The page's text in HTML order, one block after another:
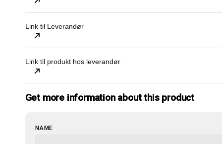
Link til Leverandør
Link til produkt hos leverandør
Get more information about this product
NAME